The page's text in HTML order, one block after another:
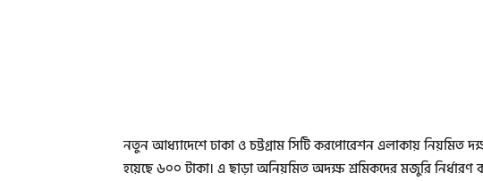
নতুন আধ্যাদেশে ঢাকা ও চট্টগ্রাম সিটি করপোরেশন এলাকায় নিয়মিত
হয়েছে ৬০০ টাকা। এ ছাড়া অনিয়মিত অদক্ষ শ্রমিকদের মজুরি